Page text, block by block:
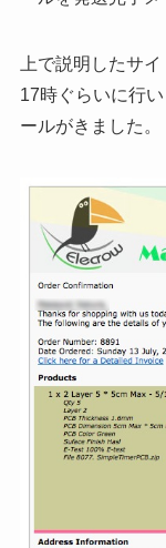
上で説明したサ
17時ぐらいに行
ールがきました。